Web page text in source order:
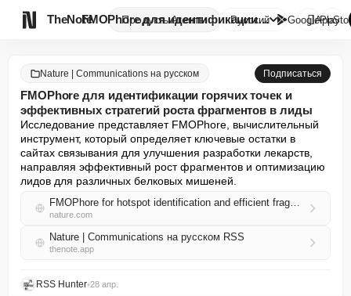
TheNote ПродуктыАгенты FMOPhore для идентификации гор...
Русский GooglePlay

Nature | Communications на русском Подписаться
FMOPhore для идентификации горячих точек и
эффективных стратегий роста фрагментов в лиды
Исследование представляет FMOPhore, вычислительный
инструмент, который определяет ключевые остатки в
сайтах связывания для улучшения разработки лекарств,
направляя эффективный рост фрагментов и оптимизацию
лидов для различных белковых мишеней.
FMOPhore for hotspot identification and efficient fragment-to-lead growth strategies
nature.com
Nature | Communications на русском RSS
thenote.app
RSS Hunter•28 апр.